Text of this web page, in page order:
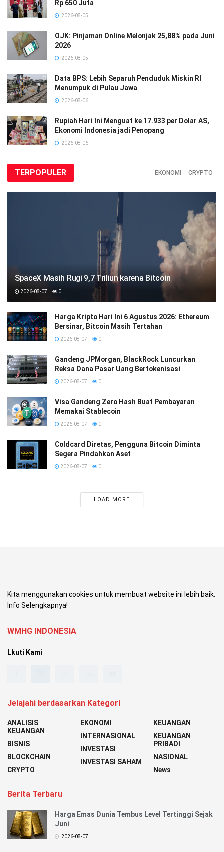
Rp 650 Juta
2026-08-05
OJK: Pinjaman Online Melonjak 25,88% pada Juni
2026
2026-08-05
Data BPS: Lebih Separuh Penduduk Miskin RI
Menumpuk di Pulau Jawa
2026-08-06
Rupiah Hari Ini Menguat ke 17.933 per Dolar AS,
Ekonomi Indonesia jadi Penopang
2026-08-06
TERPOPULER EKONOMI CRYPTO
SpaceX Masih Rugi 9,7 Triliun karena Bitcoin
2026-08-07 0
Harga Kripto Hari Ini 6 Agustus 2026: Ethereum
Bersinar, Bitcoin Masih Tertahan
2026-08-07 0
Gandeng JPMorgan, BlackRock Luncurkan
Reksa Dana Pasar Uang Bertokenisasi
2026-08-07 0
Visa Gandeng Zero Hash Buat Pembayaran
Memakai Stablecoin
2026-08-07 0
Coldcard Diretas, Pengguna Bitcoin Diminta
Segera Pindahkan Aset
2026-08-07 0
LOAD MORE
Kita menggunakan cookies untuk membuat website ini lebih baik.
Info Selengkapnya!
WMHG INDONESIA
Lkuti Kami
Jelajahi berdasarkan Kategori
ANALISIS
KEUANGAN
BISNIS
BLOCKCHAIN
CRYPTO
EKONOMI
INTERNASIONAL
INVESTASI
INVESTASI SAHAM
KEUANGAN
KEUANGAN
PRIBADI
NASIONAL
News
Berita Terbaru
Harga Emas Dunia Tembus Level Tertinggi Sejak
Juni
2026-08-07